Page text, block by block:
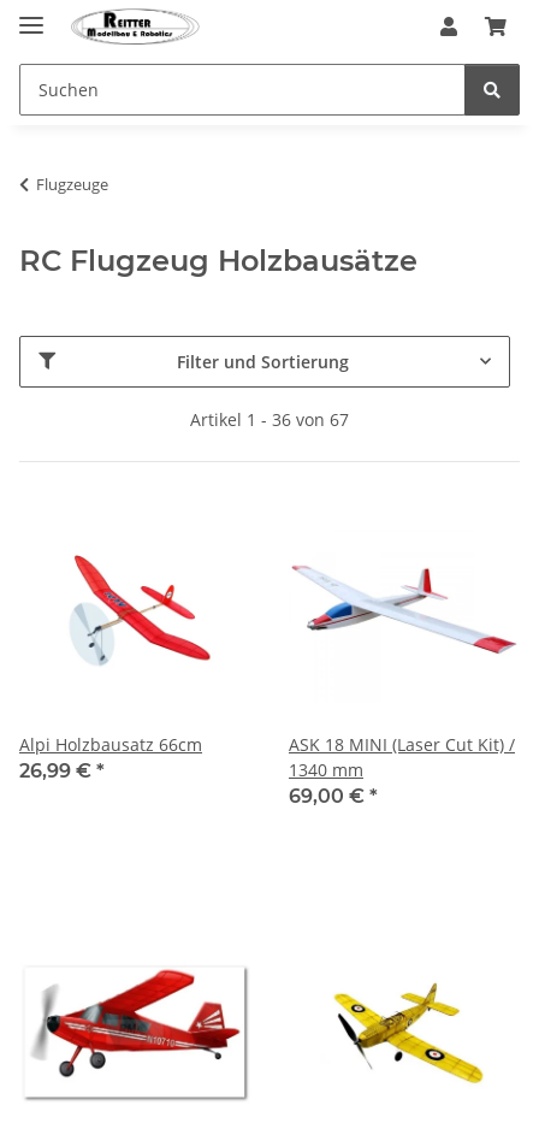
Flugzeuge
RC Flugzeug Holzbausätze
Filter und Sortierung
Artikel 1 - 36 von 67
Alpi Holzbausatz 66cm
26,99 € *
ASK 18 MINI (Laser Cut Kit) /
1340 mm
69,00 € *